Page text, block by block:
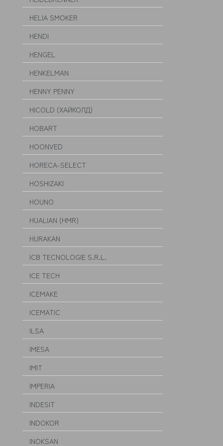
HELIA SMOKER
HENDI
HENGEL
HENKELMAN
HENNY PENNY
HICOLD (ХАЙКОЛД)
HOBART
HOONVED
HORECA-SELECT
HOSHIZAKI
HOUNO
HUALIAN (HMR)
HURAKAN
ICB TECNOLOGIE S.R.L.
ICE TECH
ICEMAKE
ICEMATIC
ILSA
IMESA
IMIT
IMPERIA
INDESIT
INDOKOR
INOKSAN